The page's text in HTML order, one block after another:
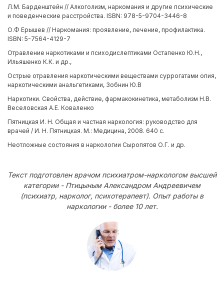
Л.М. Барденштейн // Алкоголизм, наркомания и другие психические
и поведенческие расстройства. ISBN: 978-5-9704-3446-8
О.Ф Ерышев // Наркомания: проявление, лечение, профилактика.
ISBN: 5-7564-4129-7
Отравление наркотиками и психодислептиками Остапенко Ю.Н.,
Ильяшенко К.К. и др.,
Острые отравления наркотическими веществами суррогатами опия,
наркотическими анальгетиками, Зобнин Ю.В
Наркотики. Свойства, действие, фармакокинетика, метаболизм Н.В.
Веселовская А.Е. Коваленко
Пятницкая И. Н. Общая и частная наркология: руководство для
врачей / И. Н. Пятницкая. М.: Медицина, 2008. 640 с.
Неотложные состояния в наркологии Сыропятов О.Г. и др.
Текст подготовлен врачом психиатром-наркологом высшей
категории - Птицыным Александром Андреевичем
(психиатр, нарколог, психотерапевт). Опыт работы в
наркологии - более 10 лет.